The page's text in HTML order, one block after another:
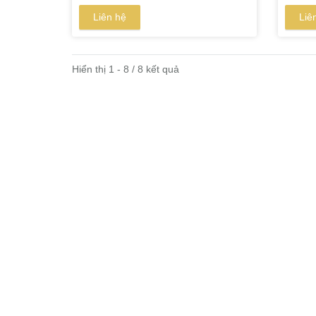
Liên hệ
Hiển thị 1 - 8 / 8 kết quả